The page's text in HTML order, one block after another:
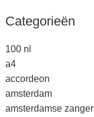
Categorieën
100 nl
a4
accordeon
amsterdam
amsterdamse zanger